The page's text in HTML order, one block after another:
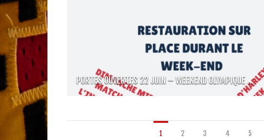
PORTES OUVERTES 22 JUIN – WEEKEND OLYMPIQUE ...
1 2 3 4 5